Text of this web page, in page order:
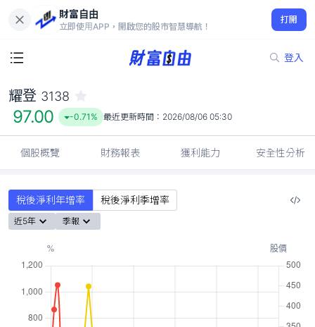
財富自由
立即使用APP，開啟您的股市智慧導航！
打開
登入
97.00
-0.71%
耀登 3138
97.00 -0.71% 最近更新時間： 2026/08/06 05:30
個股概覽 財務報表 獲利能力 安全性分析
稅後淨利年增率 稅後淨利季增率
近5年 季報